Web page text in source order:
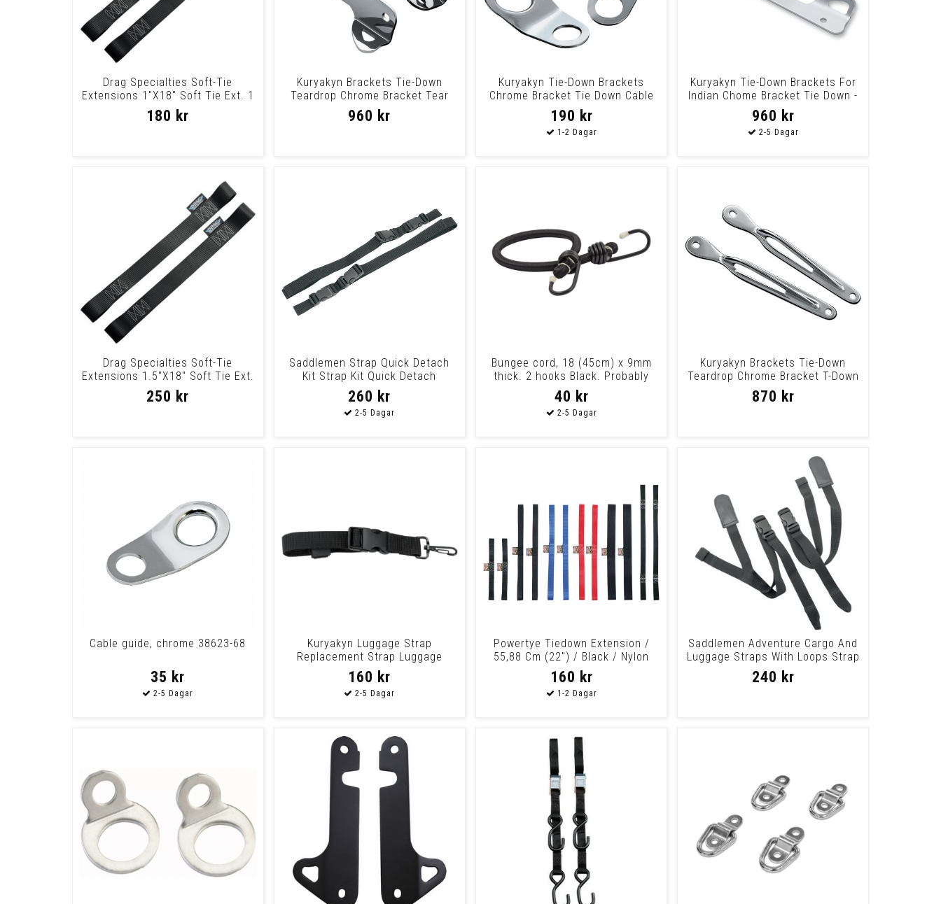
Drag Specialties Soft-Tie
Extensions 1"X18" Soft Tie Ext. 1
X 18
180 kr
Kuryakyn Brackets Tie-Down
Teardrop Chrome Bracket Tear
Drop Tdown
960 kr
Kuryakyn Tie-Down Brackets
Chrome Bracket Tie Down Cable
Guides
190 kr
Kuryakyn Tie-Down Brackets For
Indian Chome Bracket Tie Down -
Indian
960 kr
Drag Specialties Soft-Tie
Extensions 1.5"X18" Soft Tie Ext.
1.5 X 18
250 kr
Saddlemen Strap Quick Detach
Kit Strap Kit Quick Detach
260 kr
Bungee cord, 18 (45cm) x 9mm
thick. 2 hooks Black. Probably
one of th
40 kr
Kuryakyn Brackets Tie-Down
Teardrop Chrome Bracket T-Down
Teardrop
870 kr
Cable guide, chrome 38623-68
35 kr
Kuryakyn Luggage Strap
Replacement Strap Luggage
Replacement
160 kr
Powertye Tiedown Extension /
55,88 Cm (22") / Black / Nylon
Soft-Tye 1
160 kr
Saddlemen Adventure Cargo And
Luggage Straps With Loops Strap
Loop Kit
240 kr